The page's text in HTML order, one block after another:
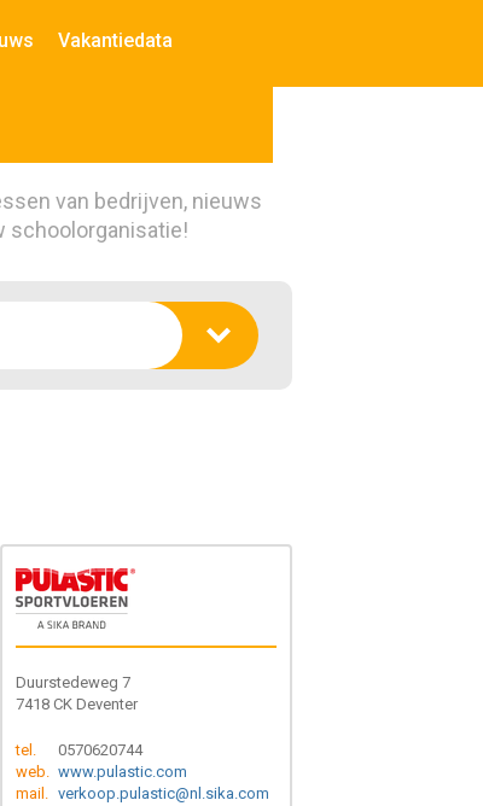
Vakantiedata
van bedrijven, nieuws
schoolorganisatie!
Duurstedeweg 7
7418 CK Deventer
tel.
0570620744
web. www.pulastic.com
mail. verkoop.pulastic@nl.sika.com